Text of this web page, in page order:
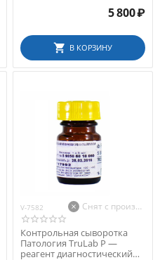
5 800₽
В КОРЗИНУ
V-7582 Снят с производства
Контрольная сыворотка
Патология TruLab P —
реагент диагностический